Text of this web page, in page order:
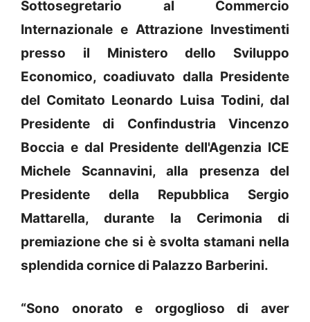
Sottosegretario al Commercio
Internazionale e Attrazione Investimenti
presso il Ministero dello Sviluppo
Economico, coadiuvato dalla Presidente
del Comitato Leonardo Luisa Todini, dal
Presidente di Confindustria Vincenzo
Boccia e dal Presidente dell'Agenzia ICE
Michele Scannavini, alla presenza del
Presidente della Repubblica Sergio
Mattarella, durante la Cerimonia di
premiazione che si è svolta stamani nella
splendida cornice di Palazzo Barberini.
“Sono onorato e orgoglioso di aver